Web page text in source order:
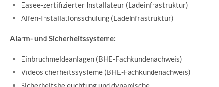
Easee-zertifizierter Installateur (Ladeinfrastruktur)
Alfen-Installationsschulung (Ladeinfrastruktur)
Alarm- und Sicherheitssysteme:
Einbruchmeldeanlagen (BHE-Fachkundenachweis)
Videosicherheitssysteme (BHE-Fachkundenachweis)
Sicherheitsbeleuchtung und dynamische